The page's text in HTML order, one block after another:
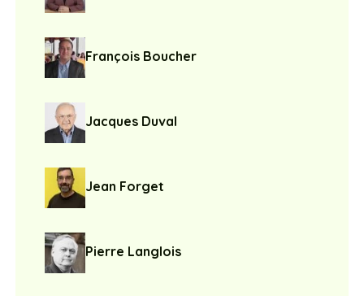
François Boucher
Jacques Duval
Jean Forget
Pierre Langlois